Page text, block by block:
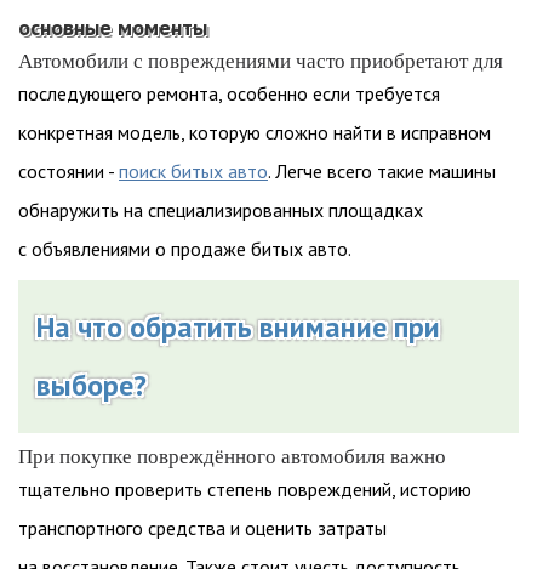
основные моменты
Автомобили с повреждениями часто приобретают для
последующего ремонта, особенно если требуется
конкретная модель, которую сложно найти в исправном
состоянии - поиск битых авто. Легче всего такие машины
обнаружить на специализированных площадках
с объявлениями о продаже битых авто.
На что обратить внимание при
выборе?
При покупке повреждённого автомобиля важно
тщательно проверить степень повреждений, историю
транспортного средства и оценить затраты